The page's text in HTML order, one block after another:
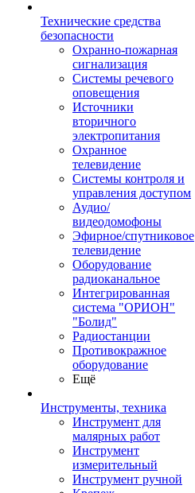
Технические средства
безопасности
Охранно-пожарная
сигнализация
Системы речевого
оповещения
Источники
вторичного
электропитания
Охранное
телевидение
Системы контроля и
управления доступом
Аудио/
видеодомофоны
Эфирное/спутниковое
телевидение
Оборудование
радиоканальное
Интегрированная
система "ОРИОН"
"Болид"
Радиостанции
Противокражное
оборудование
Ещё
Инструменты, техника
Инструмент для
малярных работ
Инструмент
измерительный
Инструмент ручной